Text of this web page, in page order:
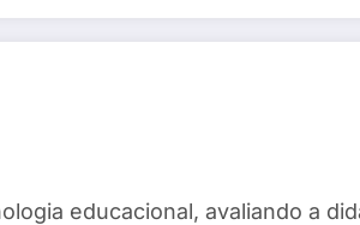
educacional, avaliando a